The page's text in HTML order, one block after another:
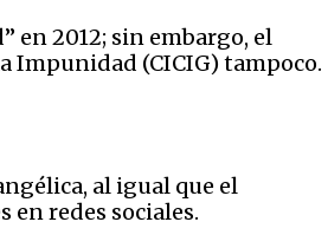
en 2012; sin embargo, el
Impunidad (CICIG) tampoco.
al igual que el
en redes sociales.